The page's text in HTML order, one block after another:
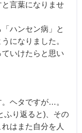
言葉になりませ
ハンセン病」と
になりました。
いけたらと思い
ヘタですが…。
ふり返ると)、その
はまた自分を人